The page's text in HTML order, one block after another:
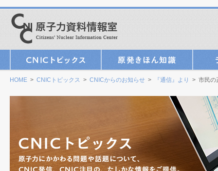
HOME > CNICトピックス > CNICからのお知らせ > 『通信』より > 市民の